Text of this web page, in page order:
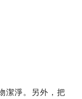
潔淨。另外，把